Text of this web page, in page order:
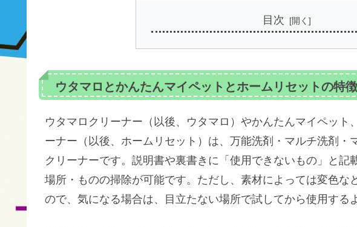
目次
ウタマロとかんたんマイペットとホームリセットの特徴
ウタマロクリーナー（以後、ウタマロ）やかんたんマイペット
ーナー（以後、ホームリセット）は、万能洗剤・マルチ洗剤・
クリーナーです。説明書や裏書きに「使用できないもの」と記
場所・ものの掃除が可能です。ただし、素材によっては変色な
ので、気になる場合は、目立たない場所で試してから使用する